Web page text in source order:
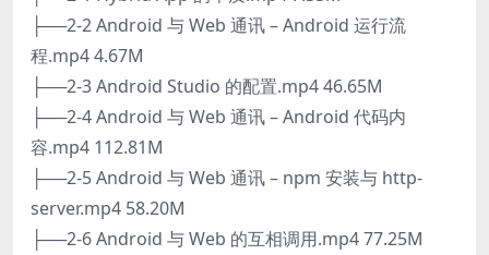
├──2-2 Android 与 Web 通讯 – Android 运行流
程.mp4 4.67M
├──2-3 Android Studio 的配置.mp4 46.65M
├──2-4 Android 与 Web 通讯 – Android 代码内
容.mp4 112.81M
├──2-5 Android 与 Web 通讯 – npm 安装与 http-
server.mp4 58.20M
├──2-6 Android 与 Web 的互相调用.mp4 77.25M